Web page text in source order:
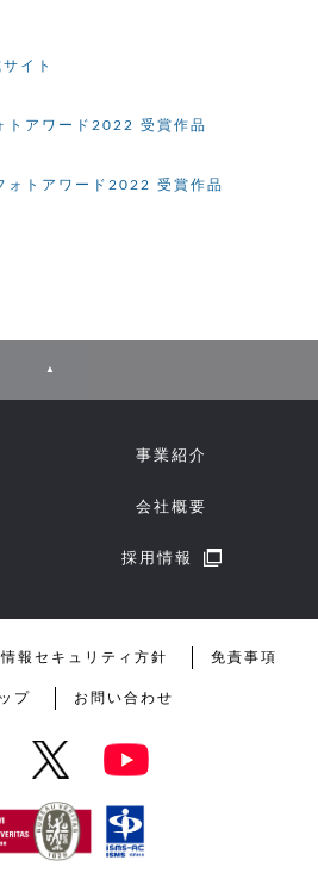
イト
トアワード2022 受賞作品
ォトアワード2022 受賞作品
▲
事業紹介
会社概要
採用情報
情報セキュリティ方針 免責事項
プ お問い合わせ